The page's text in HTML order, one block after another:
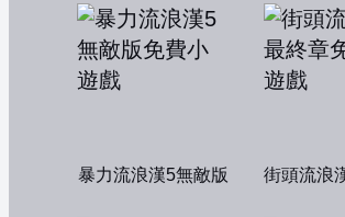
暴力流浪漢5無敵版